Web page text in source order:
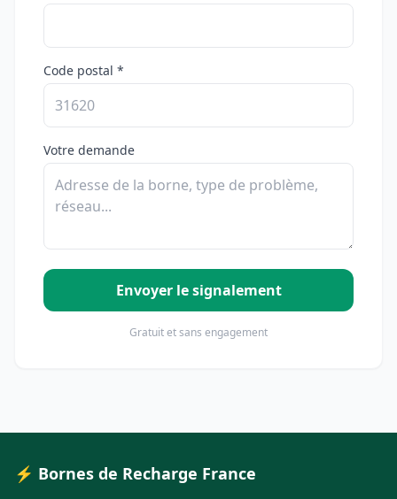
Code postal *
Votre demande
Envoyer le signalement
Gratuit et sans engagement
⚡ Bornes de Recharge France